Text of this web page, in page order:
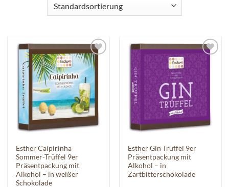
Auf die
Wunschliste
Esther Caipirinha
Sommer-Trüffel 9er
Präsentpackung mit
Alkohol – in weißer
Schokolade
Auf die
Wunschliste
Esther Gin Trüffel 9er
Präsentpackung mit
Alkohol – in
Zartbitterschokolade